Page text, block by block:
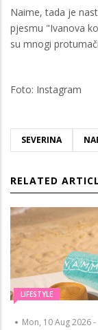
Naime, tada je
pjesmu "Ivanova
su mnogi
Foto: Instagram
SEVERINA
RELATED
LIFESTYLE
Mon, 10 Aug 2026 -